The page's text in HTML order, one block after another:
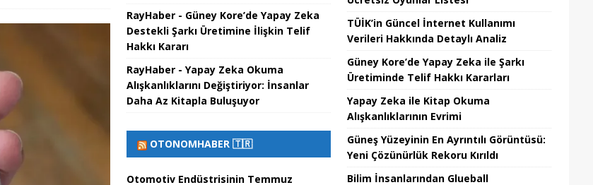
RayHaber - Güney Kore’de Yapay Zeka
Destekli Şarkı Üretimine İlişkin Telif
Hakkı Kararı
RayHaber - Yapay Zeka Okuma
Alışkanlıklarını Değiştiriyor: İnsanlar
Daha Az Kitapla Buluşuyor
OTONOMHABER 🇹🇷
Otomotiv Endüstrisinin Temmuz
TÜİK’in Güncel İnternet Kullanımı
Verileri Hakkında Detaylı Analiz
Güney Kore’de Yapay Zeka ile Şarkı
Üretiminde Telif Hakkı Kararları
Yapay Zeka ile Kitap Okuma
Alışkanlıklarının Evrimi
Güneş Yüzeyinin En Ayrıntılı Görüntüsü:
Yeni Çözünürlük Rekoru Kırıldı
Bilim İnsanlarından Glueball